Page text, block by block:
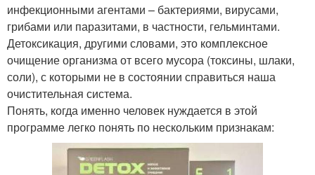
инфекционными агентами – бактериями, вирусами,
грибами или паразитами, в частности, гельминтами.
Детоксикация, другими словами, это комплексное
очищение организма от всего мусора (токсины, шлаки,
соли), с которыми не в состоянии справиться наша
очистительная система.
Понять, когда именно человек нуждается в этой
программе легко понять по нескольким признакам: